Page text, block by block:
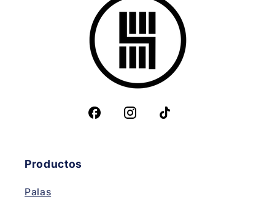
Productos
Palas